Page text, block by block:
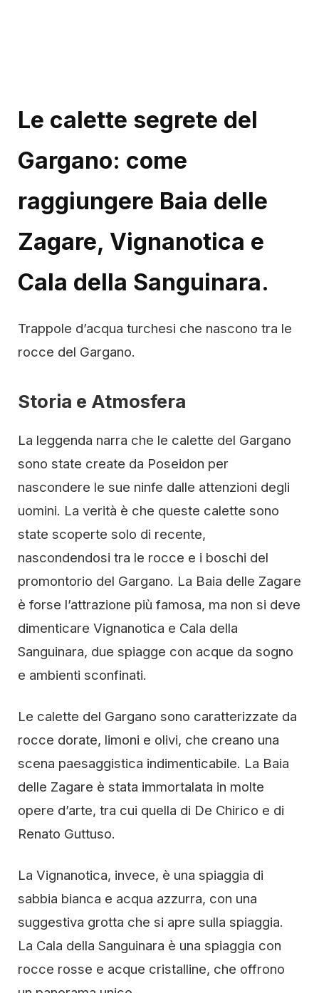
Le calette segrete del
Gargano: come
raggiungere Baia delle
Zagare, Vignanotica e
Cala della Sanguinara.
Trappole d’acqua turchesi che nascono tra le
rocce del Gargano.
Storia e Atmosfera
La leggenda narra che le calette del Gargano
sono state create da Poseidon per
nascondere le sue ninfe dalle attenzioni degli
uomini. La verità è che queste calette sono
state scoperte solo di recente,
nascondendosi tra le rocce e i boschi del
promontorio del Gargano. La Baia delle Zagare
è forse l’attrazione più famosa, ma non si deve
dimenticare Vignanotica e Cala della
Sanguinara, due spiagge con acque da sogno
e ambienti sconfinati.
Le calette del Gargano sono caratterizzate da
rocce dorate, limoni e olivi, che creano una
scena paesaggistica indimenticabile. La Baia
delle Zagare è stata immortalata in molte
opere d’arte, tra cui quella di De Chirico e di
Renato Guttuso.
La Vignanotica, invece, è una spiaggia di
sabbia bianca e acqua azzurra, con una
suggestiva grotta che si apre sulla spiaggia.
La Cala della Sanguinara è una spiaggia con
rocce rosse e acque cristalline, che offrono